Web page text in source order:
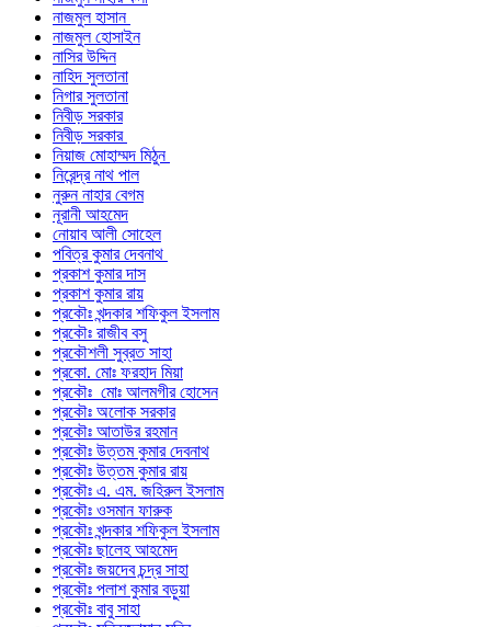
নাজমুল হাসান
নাজমুল হোসাইন
নাসির উদ্দিন
নাহিদ সুলতানা
নিগার সুলতানা
নিবীড় সরকার
নিবীড় সরকার
নিয়াজ মোহাম্মদ মিঠুন
নিরেন্দ্র নাথ পাল
নুরুন নাহার বেগম
নূরানী আহমেদ
নোয়াব আলী সোহেল
পবিত্র কুমার দেবনাথ
প্রকাশ কুমার দাস
প্রকাশ কুমার রায়
প্রকৌঃ খন্দকার শফিকুল ইসলাম
প্রকৌঃ রাজীব বসু
প্রকৌশলী সুব্রত সাহা
প্রকো. মোঃ ফরহাদ মিয়া
প্রকৌঃ মোঃ আলমগীর হোসেন
প্রকৌঃ অলোক সরকার
প্রকৌঃ আতাউর রহমান
প্রকৌঃ উত্তম কুমার দেবনাথ
প্রকৌঃ উত্তম কুমার রায়
প্রকৌঃ এ. এম. জহিরুল ইসলাম
প্রকৌঃ ওসমান ফারুক
প্রকৌঃ খন্দকার শফিকুল ইসলাম
প্রকৌঃ ছালেহ আহমেদ
প্রকৌঃ জয়দেব চন্দ্র সাহা
প্রকৌঃ পলাশ কুমার বড়ুয়া
প্রকৌঃ বাবু সাহা